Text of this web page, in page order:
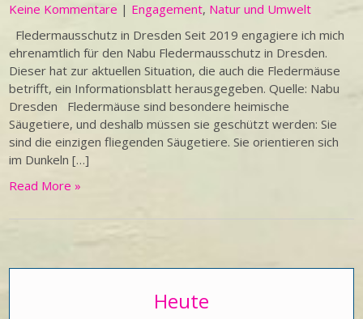
Keine Kommentare | Engagement, Natur und Umwelt
Fledermausschutz in Dresden Seit 2019 engagiere ich mich
ehrenamtlich für den Nabu Fledermausschutz in Dresden.
Dieser hat zur aktuellen Situation, die auch die Fledermäuse
betrifft, ein Informationsblatt herausgegeben. Quelle: Nabu
Dresden Fledermäuse sind besondere heimische
Säugetiere, und deshalb müssen sie geschützt werden: Sie
sind die einzigen fliegenden Säugetiere. Sie orientieren sich
im Dunkeln […]
Read More »
Heute